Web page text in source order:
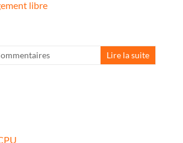
Lire la suite